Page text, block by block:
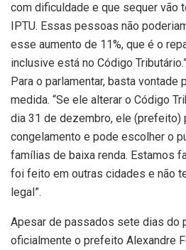
com dificuldade e que sequer vão
IPTU. Essas pessoas não
esse aumento de 11%, que é o
inclusive está no Código
Para o parlamentar, basta vontade
medida. “Se ele alterar o Código
dia 31 de dezembro, ele (prefeito)
congelamento e pode escolher o
famílias de baixa renda. Estamos
foi feito em outras cidades e não
legal”.
Apesar de passados sete dias do
oficialmente o prefeito Alexandre